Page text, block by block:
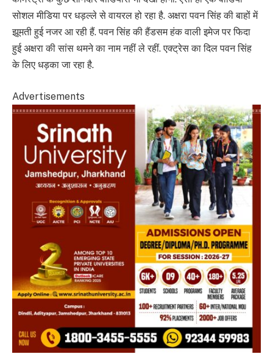
सोशल मीडिया पर धड़ल्ले से वायरल हो रहा है. अक्षरा पवन सिंह की बाहों में
झूमती हुई नजर आ रही हैं. पवन सिंह की हैंडसम हंक वाली इमेज पर फिदा
हुई अक्षरा की सांस थमने का नाम नहीं ले रहीं. एक्ट्रेस का दिल पवन सिंह
के लिए धड़का जा रहा है.
Advertisements